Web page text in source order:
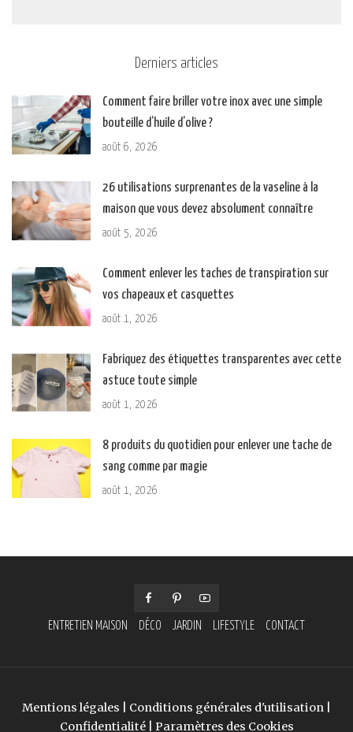
Derniers articles
Comment faire briller votre inox avec une simple
bouteille d’huile d’olive ?
août 6, 2026
26 utilisations surprenantes de la vaseline à la
maison que vous devez absolument connaître
août 5, 2026
Comment enlever les taches de transpiration sur
vos chapeaux et casquettes
août 1, 2026
Fabriquez des étiquettes transparentes avec cette
astuce toute simple
août 1, 2026
8 produits du quotidien pour enlever une tache de
sang comme par magie
août 1, 2026
ENTRETIEN MAISON DÉCO JARDIN LIFESTYLE CONTACT
Mentions légales Conditions générales d'utilisation
Confidentialité| Paramètres des Cookies